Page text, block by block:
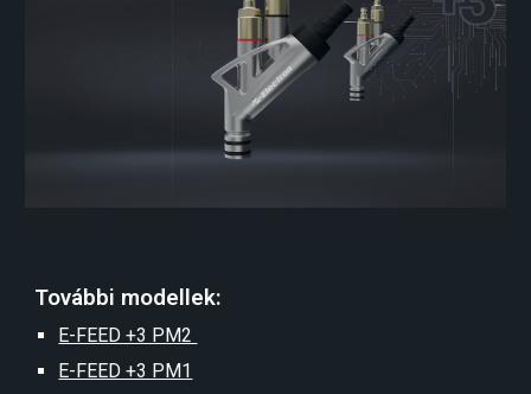
További modellek:
E-FEED +3 PM2
E-FEED +3 PM1